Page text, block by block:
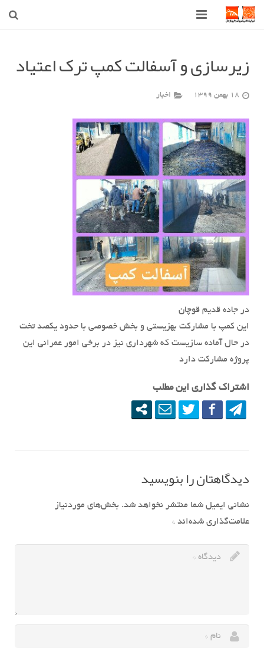
شهرداری
شورای اسلامی شهر قوچان
اخبار روز
قوچان
ارتباط با ما
زیرسازی و آسفالت کمپ ترک اعتیاد
18 بهمن 1399 اخبار
در جاده قدیم قوچان
این کمپ با مشارکت بهزیستی و بخش خصوصی با حدود یکصد تخت
در حال آماده سازیست که شهرداری نیز در برخی امور عمرانی این
پروژه مشارکت دارد
اشتراک گذاری این مطلب
دیدگاهتان را بنویسید
نشانی ایمیل شما منتشر نخواهد شد. بخش‌های موردنیاز
علامت‌گذاری شده‌اند *